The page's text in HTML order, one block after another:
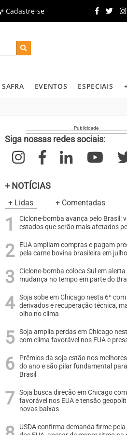
Cadastre-se
SAFRA EVENTOS ESPECIAIS
Siga nossas redes sociais:
+ NOTÍCIAS
+ Lidas + Comentadas
Ciclone-bomba avança pelo Brasil:
estados que serão mais afetados
EUA ampliam compras e pagam
pela carne bovina brasileira em julho
Ciclone-bomba coloca Sul em
mudança no tempo em parte do
Soja sobe em Chicago nesta 6ª
derivados e recuperação técnica,
olho no clima
Soja amplia perdas em Chicago
com clima favorável nos EUA e
Prêmios da soja estão nos
do ano e são pilar fundamental
Brasil
Soja busca direção em Chicago
favorável nos EUA e tensão
novas baixas
USDA confirma demanda firme